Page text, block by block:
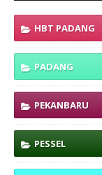
HBT PADANG
PADANG
PEKANBARU
PESSEL